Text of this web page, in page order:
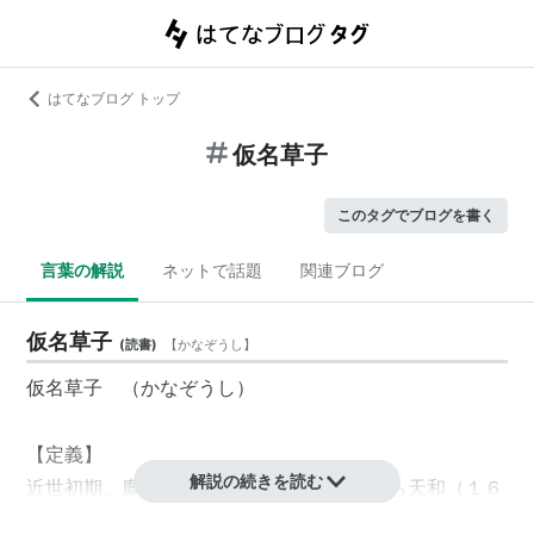
はてなブログ トップ
仮名草子
このタグでブログを書く
言葉の解説 ネットで話題 関連ブログ
仮名草子 (読書) 【かなぞうし 】
仮名草子 （かなぞうし）
【定義】
近世初期、慶長（１５９６〜１６１５）から天和（１６
解説の続きを読む